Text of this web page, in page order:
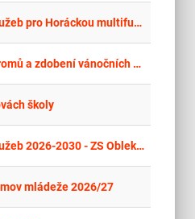
Zajištění úklidových služeb pro Horáckou multifukční arénu, s.r.o.
Zajištění vánočních stromů a zdobení vánočních stromů sezona 2026 až 2028
školy
Zajištění úklidových služeb 2026-2030 - ZS Oblekovice
mládeže 2026/27